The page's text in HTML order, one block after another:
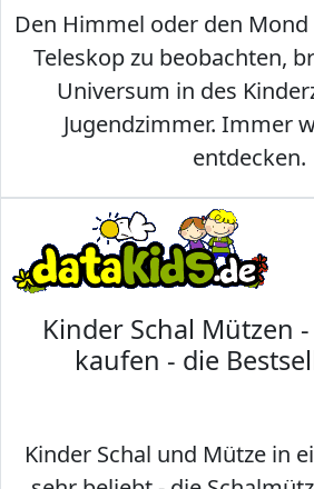
Den Himmel oder den
Teleskop zu beobachten,
Universum in des
Jugendzimmer. Immer
entdecken.
Kinder Schal Mützen
kaufen - die
Kinder Schal und Mütze in